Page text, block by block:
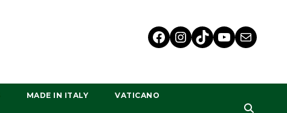
MADE IN ITALY VATICANO